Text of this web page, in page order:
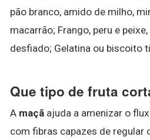
pão branco, amido de milho,
macarrão; Frango, peru e
desfiado; Gelatina ou biscoito
Que tipo de fruta
A maçã ajuda a amenizar o
com fibras capazes de regular